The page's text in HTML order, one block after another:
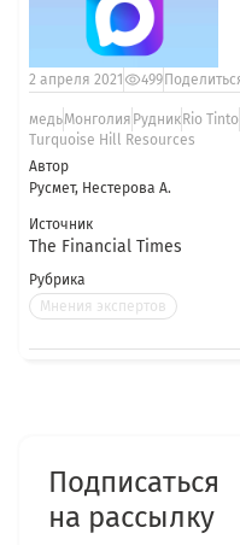
Автор
Русмет, Нестерова А.
Источник
The Financial Times
Рубрика
Мнения экспертов
2 апреля 2021 499
медьМонголия Рудник Rio Tinto
Turquoise Hill Resources
Подписаться
на рассылку